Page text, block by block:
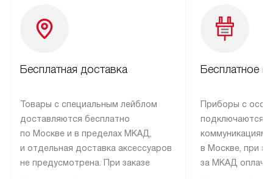
Бесплатная доставка
Товары с специальным лейблом
доставляются бесплатно
по Москве и в пределах МКАД,
и отдельная доставка аксессуаров
не предусмотрена. При заказе
Бесплатное
Приборы с
подключаются к
коммуникациям
в Москве, при
за МКАД